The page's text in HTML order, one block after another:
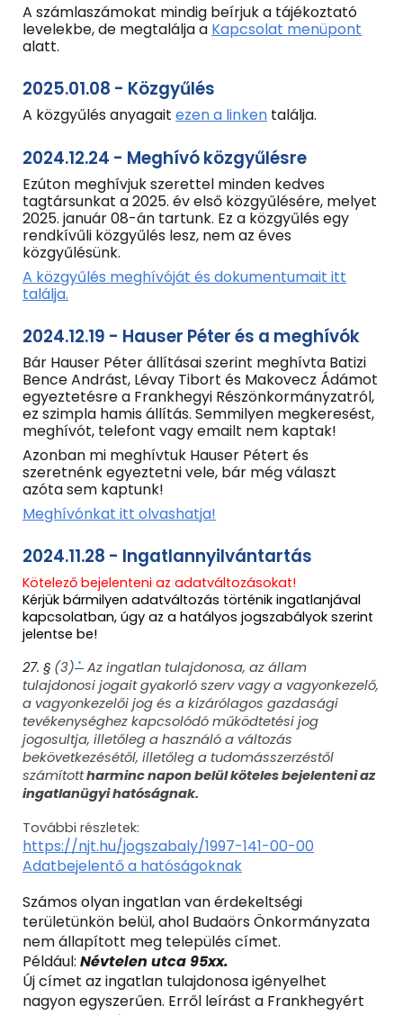
A számlaszámokat mindig beírjuk a tájékoztató
levelekbe, de megtalálja a Kapcsolat menüpont
alatt.
2025.01.08 - Közgyűlés
A közgyűlés anyagaitezen a linken találja.
2024.12.24 - Meghívó közgyűlésre
Ezúton meghívjuk szerettel minden kedves
tagtársunkat a 2025. év első közgyűlésére, melyet
2025. január 08-án tartunk. Ez a közgyűlés egy
rendkívűli közgyűlés lesz, nem az éves
közgyűlésünk.
A közgyűlés meghívóját és dokumentumait itt
találja.
2024.12.19 - Hauser Péter és a meghívók
Bár Hauser Péter állításai szerint meghívta Batizi
Bence Andrást, Lévay Tibort és Makovecz Ádámot
egyeztetésre a Frankhegyi Részönkormányzatról,
ez szimpla hamis állítás. Semmilyen megkeresést,
meghívót, telefont vagy emailt nem kaptak!
Azonban mi meghívtuk Hauser Pétert és
szeretnénk egyeztetni vele, bár még választ
azóta sem kaptunk!
Meghívónkat itt olvashatja!
2024.11.28 - Ingatlannyilvántartás
Kötelező bejelenteni az adatváltozásokat!
Kérjük bármilyen adatváltozás történik ingatlanjával
kapcsolatban, úgy az a hatályos jogszabályok szerint
jelentse be!
27. § (3) * Az ingatlan tulajdonosa, az állam
tulajdonosi jogait gyakorló szerv vagy a vagyonkezelő,
a vagyonkezelői jog és a kizárólagos gazdasági
tevékenységhez kapcsolódó működtetési jog
jogosultja, illetőleg a használó a változás
bekövetkezésétől, illetőleg a tudomásszerzéstől
számítottharminc napon belül köteles bejelenteni az
ingatlanügyi hatóságnak.
További részletek:
https://njt.hu/jogszabaly/1997-141-00-00
Adatbejelentő a hatóságoknak
Számos olyan ingatlan van érdekeltségi
területünkön belül, ahol Budaörs Önkormányzata
nem állapított meg település címet.
Például:Névtelen utca 95xx.
Új címet az ingatlan tulajdonosa igényelhet
nagyon egyszerűen. Erről leírást a Frankhegyért